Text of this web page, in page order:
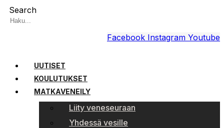
Search
Facebook Instagram Youtube
UUTISET
KOULUTUKSET
MATKAVENEILY
Liity veneseuraan
Yhdessä vesille